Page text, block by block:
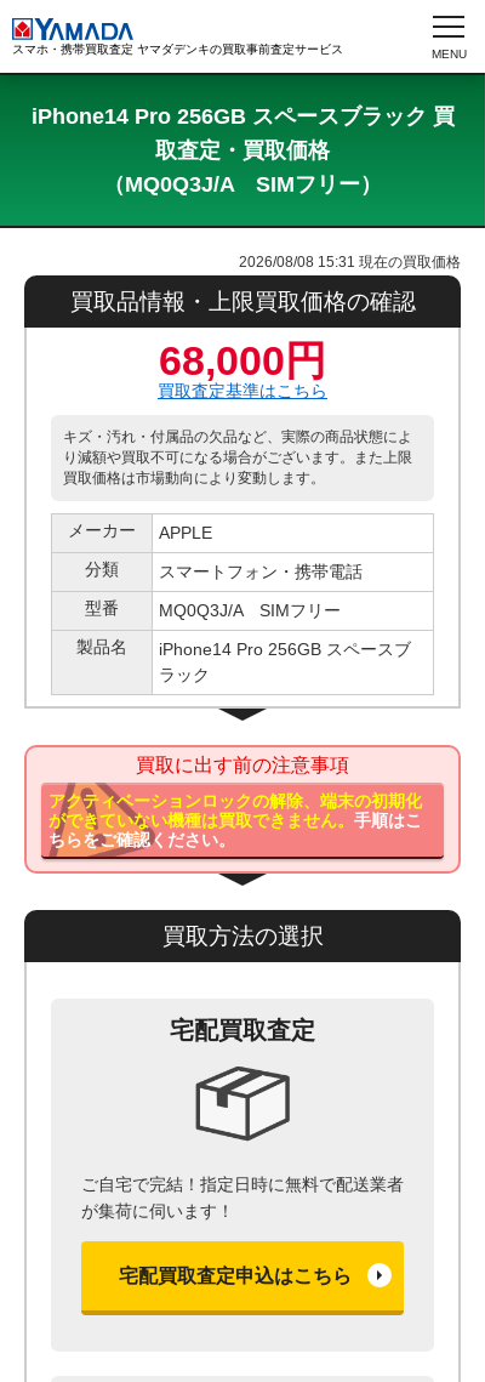
スマホ・携帯買取査定 ヤマダデンキの買取事前査定サービス
iPhone14 Pro 256GB スペースブラック 買
取査定・買取価格
（MQ0Q3J/A SIMフリー）
2026/08/08 15:31 現在の買取価格
買取品情報・上限買取価格の確認
68,000円
買取査定基準はこちら
キズ・汚れ・付属品の欠品など、実際の商品状態によ
り減額や買取不可になる場合がございます。また上限
買取価格は市場動向により変動します。
メーカー
APPLE
分類
スマートフォン・携帯電話
型番
MQ0Q3J/A SIMフリー
製品名
iPhone14 Pro 256GB スペースブ
ラック
買取に出す前の注意事項
アクティベーションロックの解除、端末の初期化
ができていない機種は買取できません。手順はこ
ちらをご確認ください。
買取方法の選択
宅配買取査定
ご自宅で完結！指定日時に無料で配送業者
が集荷に伺います！
宅配買取査定申込はこちら